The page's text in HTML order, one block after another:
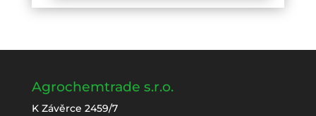
Agrochemtrade s.r.o.
K Závěrce 2459/7